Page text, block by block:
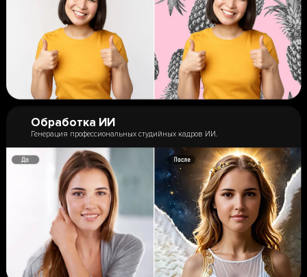
Обработка ИИ
Генерация профессиональных студийных кадров ИИ.